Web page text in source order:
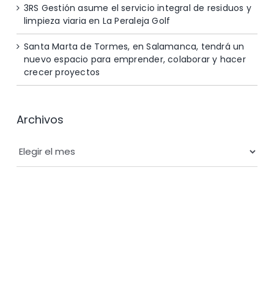
3RS Gestión asume el servicio integral de residuos y
limpieza viaria en La Peraleja Golf
Santa Marta de Tormes, en Salamanca, tendrá un
nuevo espacio para emprender, colaborar y hacer
crecer proyectos
Archivos